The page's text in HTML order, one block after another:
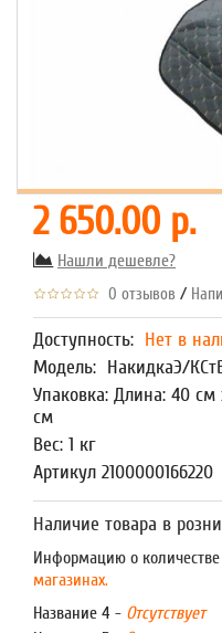
2 650.00 р.
Нашли дешевле?
0 отзывов /
Доступность: Нет в
Модель: НакидкаЭ/
Упаковка: Длина: 40
см
Вес: 1 кг
Артикул 2100000166220
Наличие товара в
Информацию о количестве
магазинах.
Название 4 - Отсутствует